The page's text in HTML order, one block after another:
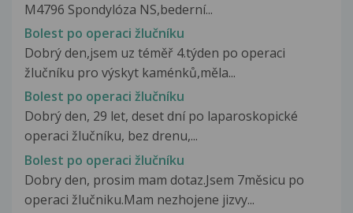
M4796 Spondylóza NS,bederní...
Bolest po operaci žlučníku
Dobrý den,jsem uz téměř 4.týden po operaci
žlučníku pro výskyt kaménků,měla...
Bolest po operaci žlučníku
Dobrý den, 29 let, deset dní po laparoskopické
operaci žlučníku, bez drenu,...
Bolest po operaci žlučníku
Dobry den, prosim mam dotaz.Jsem 7měsicu po
operaci žlučniku.Mam nezhojene jizvy...